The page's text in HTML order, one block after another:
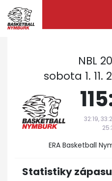
NBL
sobota 1. 11.
32:19,
ERA Basketball
Statistiky zápasu